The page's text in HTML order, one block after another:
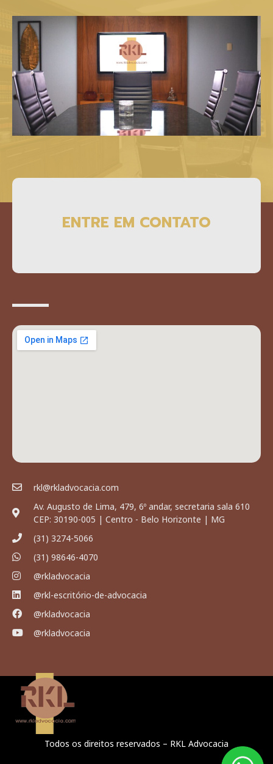
ENTRE EM CONTATO
rkl@rkladvocacia.com
Av. Augusto de Lima, 479, 6º andar, secretaria sala 610
CEP: 30190-005 | Centro - Belo Horizonte | MG
(31) 3274-5066
(31) 98646-4070
@rkladvocacia
@rkl-escritório-de-advocacia
@rkladvocacia
@rkladvocacia
Todos os direitos reservados – RKL Advocacia